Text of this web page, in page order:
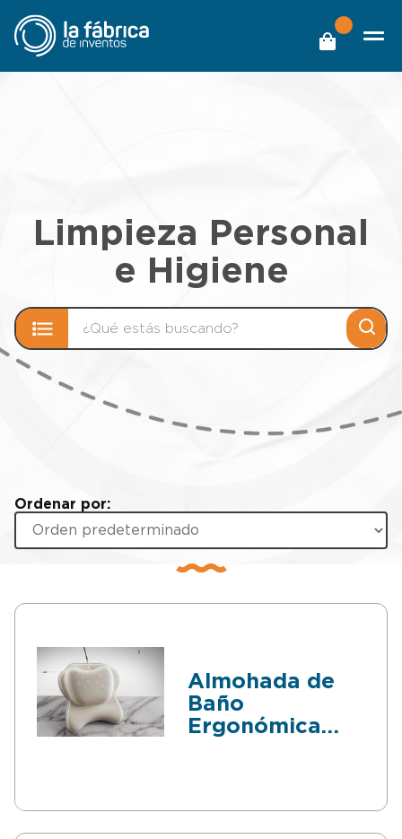
Limpieza Personal
e Higiene
Ordenar por:
Almohada de
Baño
Ergonómica